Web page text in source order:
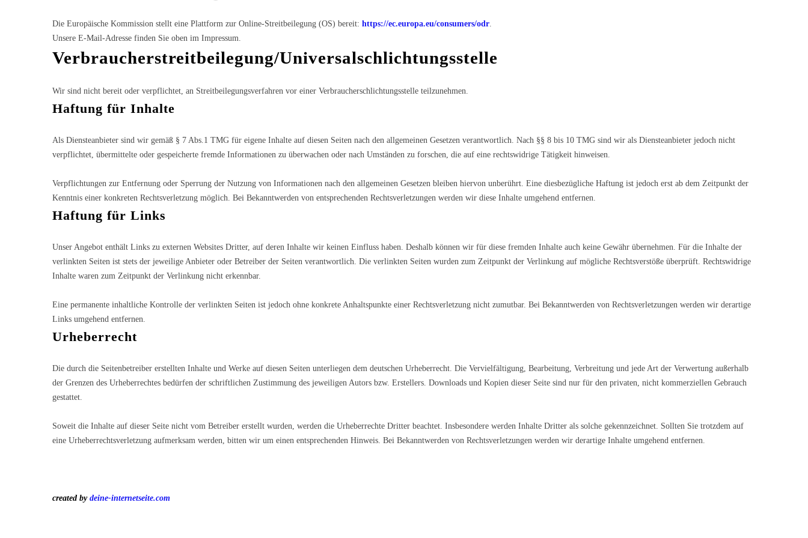
Die Europäische Kommission stellt eine Plattform zur Online-Streitbeilegung (OS) bereit: https://ec.europa.eu/consumers/odr.
Unsere E-Mail-Adresse finden Sie oben im Impressum.
Verbraucher­streit­beilegung/Universal­schlichtungs­stelle
Wir sind nicht bereit oder verpflichtet, an Streitbeilegungsverfahren vor einer Verbraucherschlichtungsstelle teilzunehmen.
Haftung für Inhalte
Als Diensteanbieter sind wir gemäß § 7 Abs.1 TMG für eigene Inhalte auf diesen Seiten nach den allgemeinen Gesetzen verantwortlich. Nach §§ 8 bis 10 TMG sind wir als Diensteanbieter jedoch nicht
verpflichtet, übermittelte oder gespeicherte fremde Informationen zu überwachen oder nach Umständen zu forschen, die auf eine rechtswidrige Tätigkeit hinweisen.
Verpflichtungen zur Entfernung oder Sperrung der Nutzung von Informationen nach den allgemeinen Gesetzen bleiben hiervon unberührt. Eine diesbezügliche Haftung ist jedoch erst ab dem Zeitpunkt der
Kenntnis einer konkreten Rechtsverletzung möglich. Bei Bekanntwerden von entsprechenden Rechtsverletzungen werden wir diese Inhalte umgehend entfernen.
Haftung für Links
Unser Angebot enthält Links zu externen Websites Dritter, auf deren Inhalte wir keinen Einfluss haben. Deshalb können wir für diese fremden Inhalte auch keine Gewähr übernehmen. Für die Inhalte der
verlinkten Seiten ist stets der jeweilige Anbieter oder Betreiber der Seiten verantwortlich. Die verlinkten Seiten wurden zum Zeitpunkt der Verlinkung auf mögliche Rechtsverstöße überprüft. Rechtswidrige
Inhalte waren zum Zeitpunkt der Verlinkung nicht erkennbar.
Eine permanente inhaltliche Kontrolle der verlinkten Seiten ist jedoch ohne konkrete Anhaltspunkte einer Rechtsverletzung nicht zumutbar. Bei Bekanntwerden von Rechtsverletzungen werden wir derartige
Links umgehend entfernen.
Urheberrecht
Die durch die Seitenbetreiber erstellten Inhalte und Werke auf diesen Seiten unterliegen dem deutschen Urheberrecht. Die Vervielfältigung, Bearbeitung, Verbreitung und jede Art der Verwertung außerhalb
der Grenzen des Urheberrechtes bedürfen der schriftlichen Zustimmung des jeweiligen Autors bzw. Erstellers. Downloads und Kopien dieser Seite sind nur für den privaten, nicht kommerziellen Gebrauch
gestattet.
Soweit die Inhalte auf dieser Seite nicht vom Betreiber erstellt wurden, werden die Urheberrechte Dritter beachtet. Insbesondere werden Inhalte Dritter als solche gekennzeichnet. Sollten Sie trotzdem auf
eine Urheberrechtsverletzung aufmerksam werden, bitten wir um einen entsprechenden Hinweis. Bei Bekanntwerden von Rechtsverletzungen werden wir derartige Inhalte umgehend entfernen.
created by deine-internetseite.com